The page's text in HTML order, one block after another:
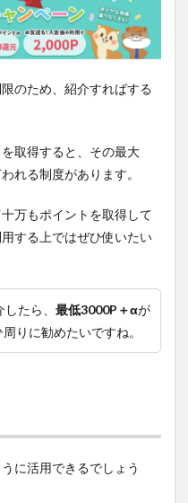
のため、紹介すればする
取得すると、その最大
れる制度があります。
万もポイントを取得して
する上ではぜひ使いたい
たら、 最低3000P＋αが
りに勧めたいですね。
に活用できるでしょう